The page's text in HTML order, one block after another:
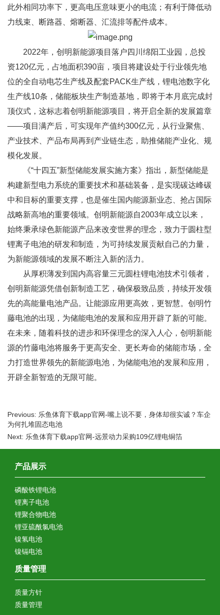
此外相同功率下，更高电压意味更小的电流；有利于降低动
力线束、断路器、熔断器、汇流排等配件成本。
2022年，创明新能源项目落户四川绵阳工业园，总投
资120亿元，占地面积390亩，项目将建设处于行业领先地
位的全自动电芯生产线及配套PACK生产线，锂电池数字化
生产线10条，储能板块生产制造基地，即将于本月底完成封
顶仪式，这标志着创明新能源项目，将开启全新的发展篇章
——项目满产后，可实现年产值约300亿元，从行业聚焦、
产业技术、产品布局再到产业链生态，助推储能产业化、规
模化发展。
《“十四五”新型储能发展实施方案》指出，新型储能是
构建新型电力系统的重要技术和基础装备，是实现碳达峰碳
中和目标的重要支撑，也是催生国内能源新业态、抢占国际
战略新高地的重要领域。创明新能源自2003年成立以来，
始终秉承绿色新能源产品来改变世界的理念，致力于圆柱型
锂离子电池的研发和制造，为可持续发展贡献自己的力量，
为新能源领域的发展不断注入新的活力。
从厚积薄发到国内高容量三元圆柱锂电池技术引领者，
创明新能源凭借创新制造工艺，确保极致品质，持续开发领
先的高能量电池产品。让能源应用更高效，更智慧。创明竹
藤电池的出现，为储能电池的发展和应用开辟了新的可能。
在未来，随着科技的进步和环保理念的深入人心，创明新能
源的竹藤电池将服务于更高安全、更长寿命的储能市场，全
力打造世界领先的新能源电池，为储能电池的发展和应用，
开辟全新智造的无限可能。
Previous: 乐鱼体育下载app官网-嘴上说不要，身体却很实诚？车企
为何扎堆固态电池
Next: 乐鱼体育下载app官网-远景动力采购109亿锂电铜箔
产品展示
磷酸铁锂电池
锂离子电池
锂聚合物电池
锂亚硫酰氯电池
镍氢电池
镍镉电池
质量管理
质量方针
质量管理